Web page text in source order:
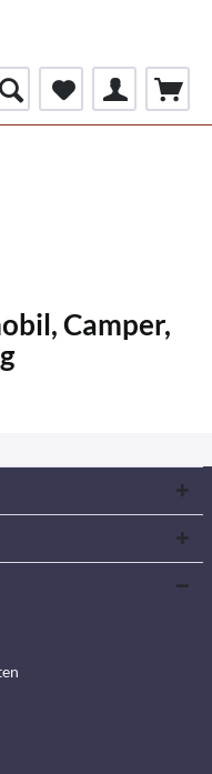
Camper,